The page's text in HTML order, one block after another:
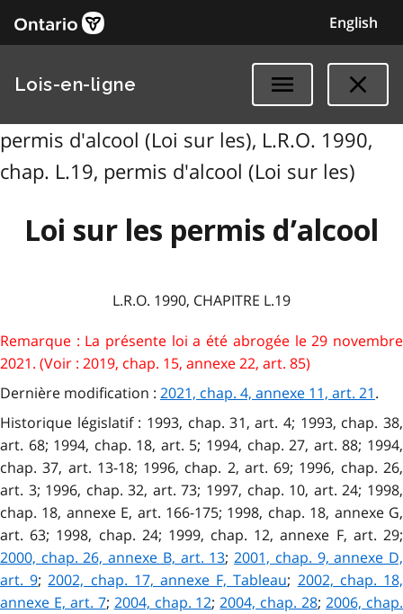
English
Lois-en-ligne
permis d'alcool (Loi sur les), L.R.O. 1990,
chap. L.19, permis d'alcool (Loi sur les)
Loi sur les permis d’alcool
L.R.O. 1990, CHAPITRE L.19
Remarque : La présente loi a été abrogée le 29 novembre
2021. (Voir : 2019, chap. 15, annexe 22, art. 85)
Dernière modification : 2021, chap. 4, annexe 11, art. 21.
Historique législatif : 1993, chap. 31, art. 4; 1993, chap. 38,
art. 68; 1994, chap. 18, art. 5; 1994, chap. 27, art. 88; 1994,
chap. 37, art. 13-18; 1996, chap. 2, art. 69; 1996, chap. 26,
art. 3; 1996, chap. 32, art. 73; 1997, chap. 10, art. 24; 1998,
chap. 18, annexe E, art. 166-175; 1998, chap. 18, annexe G,
art. 63; 1998, chap. 24; 1999, chap. 12, annexe F, art. 29;
2000, chap. 26, annexe B, art. 13;2001, chap. 9, annexe D,
art. 9;2002, chap. 17, annexe F, Tableau; 2002, chap. 18,
annexe E, art. 7; 2004, chap. 12;2004, chap. 28;2006, chap.